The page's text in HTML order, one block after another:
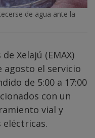
de agua ante la
Xelajú (EMAX)
agosto el servicio
de 5:00 a 17:00
con un
vial y
eléctricas.